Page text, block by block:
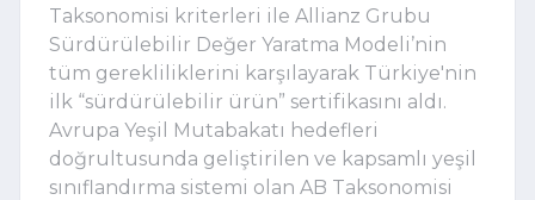
Taksonomisi kriterleri ile Allianz Grubu
Sürdürülebilir Değer Yaratma Modeli’nin
tüm gerekliliklerini karşılayarak Türkiye'nin
ilk “sürdürülebilir ürün” sertifikası nı aldı.
Avrupa Yeşil Mutabakatı hedefleri
doğrultusunda geliştirilen ve kapsamlı yeşil
sınıflandırma sistemi olan AB Taksonomisi